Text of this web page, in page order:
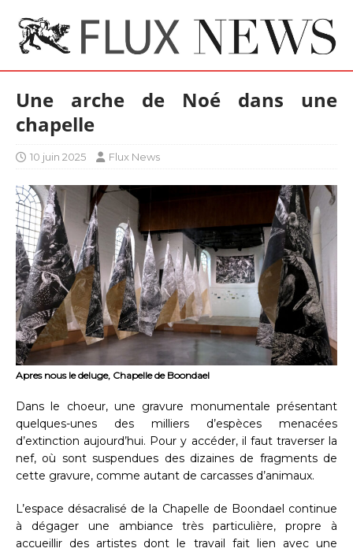
Une arche de Noé dans une
chapelle
10 juin 2025 Flux News
Apres nous le deluge, Chapelle de Boondael
Dans le choeur, une gravure monumentale présentant
quelques-unes des milliers d’espèces menacées
d’extinction aujourd’hui. Pour y accéder, il faut traverser la
nef, où sont suspendues des dizaines de fragments de
cette gravure, comme autant de carcasses d’animaux.
L’espace désacralisé de la Chapelle de Boondael continue
à dégager une ambiance très particulière, propre à
accueillir des artistes dont le travail fait lien avec une